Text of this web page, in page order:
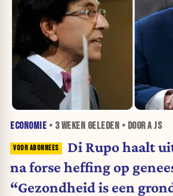
ECONOMIE • 3 WEKEN GELEDEN • DOOR A JS
Di Rupo haalt
na forse heffing op
“Gezondheid is een